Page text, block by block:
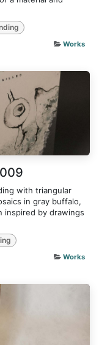
Works
with triangular
in gray buffalo,
inspired by drawings
Works